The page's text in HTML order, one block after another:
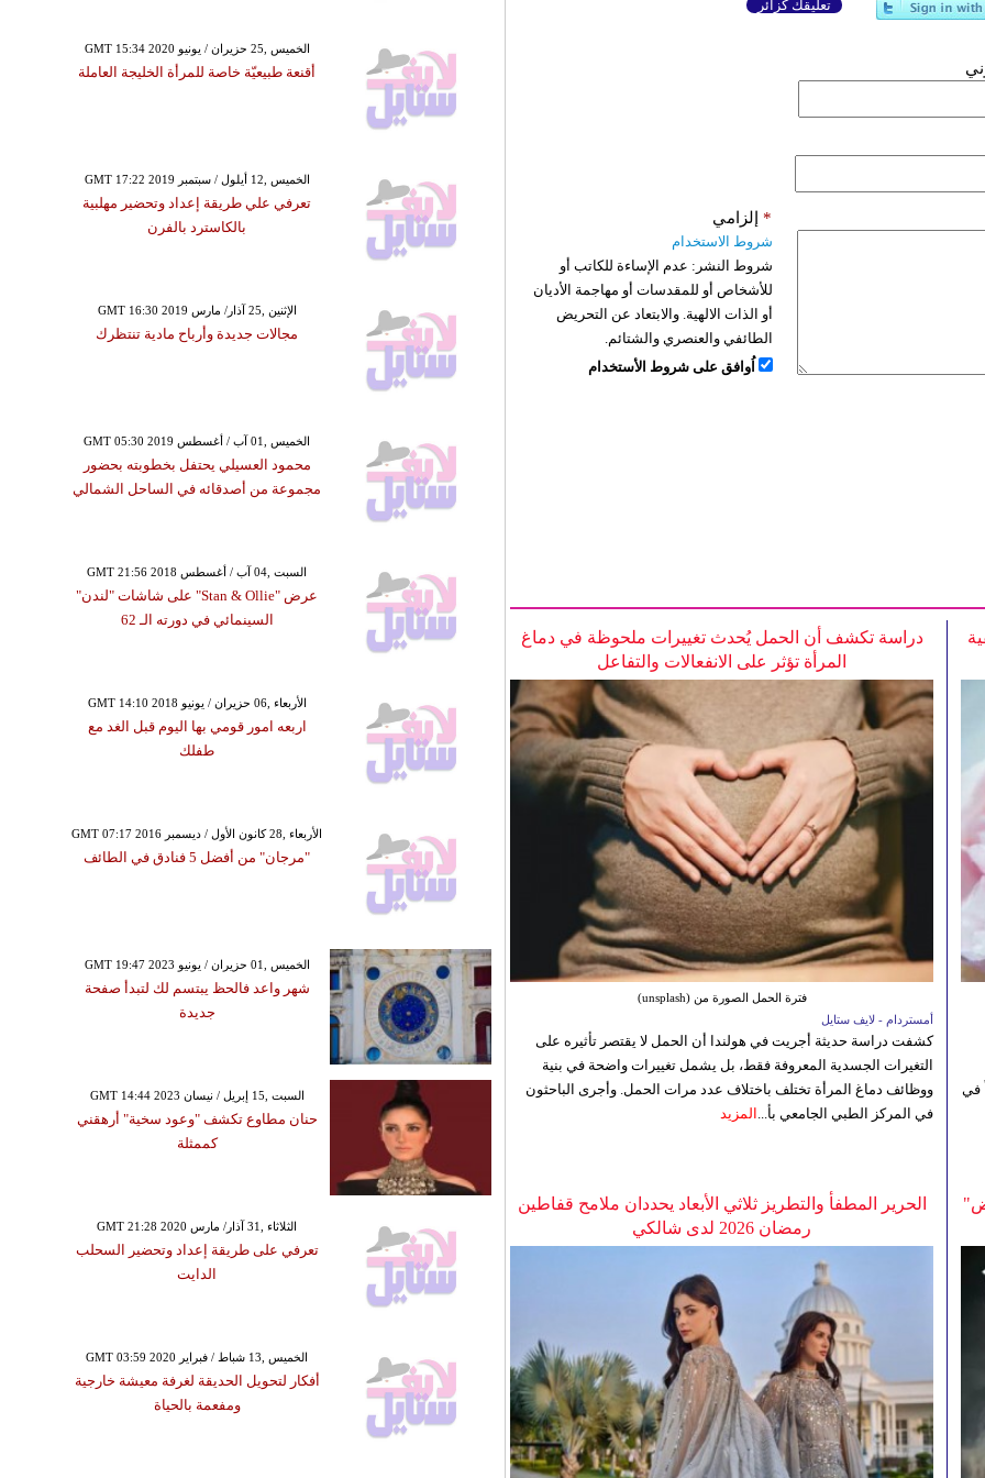
تعليقك كزائر
إلزامي *
شروط الاستخدام
شروط النشر: عدم الإساءة للكاتب أو
للأشخاص أو للمقدسات أو مهاجمة الأديان
أو الذات الالهية. والابتعاد عن التحريض
الطائفي والعنصري والشتائم.
اُوافق على شروط الأستخدام
دراسة تكشف أن الحمل يُحدث تغييرات ملحوظة في دماغ
المرأة تؤثر على الانفعالات والتفاعل
فترة الحمل الصورة من (unsplash)
أمستردام - لايف ستايل
كشفت دراسة حديثة أجريت في هولندا أن الحمل لا يقتصر تأثيره على
التغيرات الجسدية المعروفة فقط، بل يشمل تغييرات واضحة في بنية
ووظائف دماغ المرأة تختلف باختلاف عدد مرات الحمل. وأجرى الباحثون
في المركز الطبي الجامعي بأ... المزيد
في
الحرير المطفأ والتطريز ثلاثي الأبعاد يحددان ملامح قفاطين
رمضان 2026 لدى شالكي
GMT 15:34 2020 الخميس ,25 حزيران / يونيو
أقنعة طبيعيّة خاصة للمرأة الخليجة العاملة
GMT 17:22 2019 الخميس ,12 أيلول / سبتمبر
تعرفي علي طريقة إعداد وتحضير مهلبية
بالكاسترد بالفرن
GMT 16:30 2019 الإثنين ,25 آذار/ مارس
مجالات جديدة وأرباح مادية تنتظرك
GMT 05:30 2019 الخميس ,01 آب / أغسطس
محمود العسيلي يحتفل بخطوبته بحضور
مجموعة من أصدقائه في الساحل الشمالي
GMT 21:56 2018 السبت ,04 آب / أغسطس
عرض "Stan & Ollie" على شاشات "لندن"
السينمائي في دورته الـ 62
GMT 14:10 2018 الأربعاء ,06 حزيران / يونيو
اربعه امور قومي بها اليوم قبل الغد مع
طفلك
GMT 07:17 2016 الأربعاء ,28 كانون الأول / ديسمبر
"مرجان" من أفضل 5 فنادق في الطائف
GMT 19:47 2023 الخميس ,01 حزيران / يونيو
شهر واعد فالحظ يبتسم لك لتبدأ صفحة
جديدة
GMT 14:44 2023 السبت ,15 إبريل / نيسان
حنان مطاوع تكشف "وعود سخية" أرهقني
كممثلة
GMT 21:28 2020 الثلاثاء ,31 آذار/ مارس
تعرفي على طريقة إعداد وتحضير السحلب
الدايت
GMT 03:59 2020 الخميس ,13 شباط / فبراير
أفكار لتحويل الحديقة لغرفة معيشة خارجية
ومفعمة بالحياة